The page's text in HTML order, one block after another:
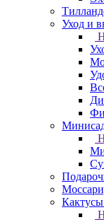
Уход и
Кактусы